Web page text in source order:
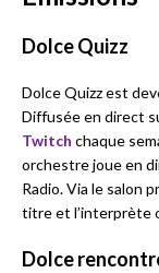
Dolce Quizz
Dolce Quizz est
Diffusée en direct
Twitch chaque
orchestre joue en
Radio. Via le salon
titre et l’interprète
Dolce